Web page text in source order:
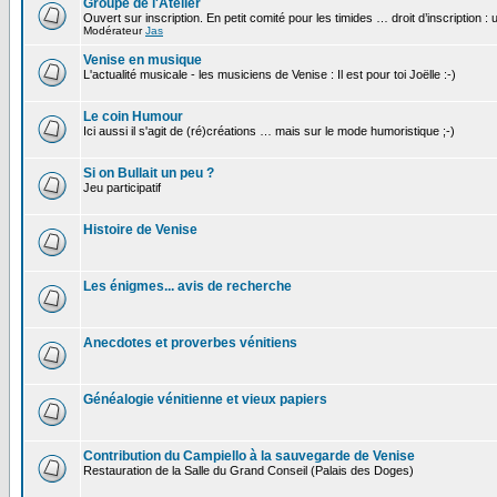
Groupe de l'Atelier
Ouvert sur inscription. En petit comité pour les timides … droit d’inscription :
ModérateurJas
Venise en musique
L'actualité musicale - les musiciens de Venise : Il est pour toi Joëlle :-)
Le coin Humour
Ici aussi il s'agit de (ré)créations … mais sur le mode humoristique ;-)
Si on Bullait un peu ?
Jeu participatif
Histoire de Venise
Les énigmes... avis de recherche
Anecdotes et proverbes vénitiens
Généalogie vénitienne et vieux papiers
Contribution du Campiello à la sauvegarde de Venise
Restauration de la Salle du Grand Conseil (Palais des Doges)